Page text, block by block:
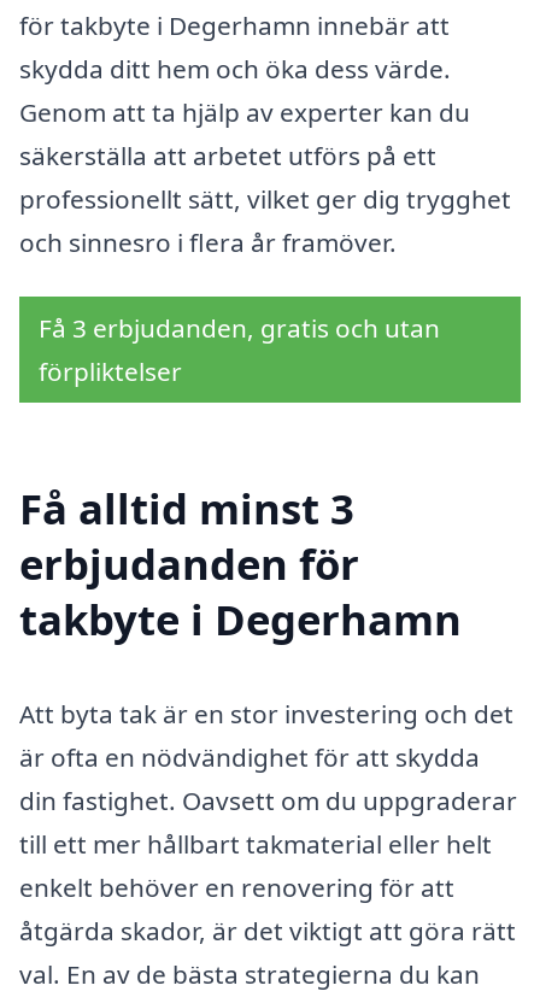
för takbyte i Degerhamn innebär att
skydda ditt hem och öka dess värde.
Genom att ta hjälp av experter kan du
säkerställa att arbetet utförs på ett
professionellt sätt, vilket ger dig trygghet
och sinnesro i flera år framöver.
Få 3 erbjudanden, gratis och utan
förpliktelser
Få alltid minst 3
erbjudanden för
takbyte i Degerhamn
Att byta tak är en stor investering och det
är ofta en nödvändighet för att skydda
din fastighet. Oavsett om du uppgraderar
till ett mer hållbart takmaterial eller helt
enkelt behöver en renovering för att
åtgärda skador, är det viktigt att göra rätt
val. En av de bästa strategierna du kan